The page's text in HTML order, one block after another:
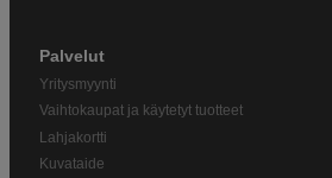
Palvelut
Yritysmyynti
Vaihtokaupat ja käytetyt tuotteet
Lahjakortti
Kuvataide